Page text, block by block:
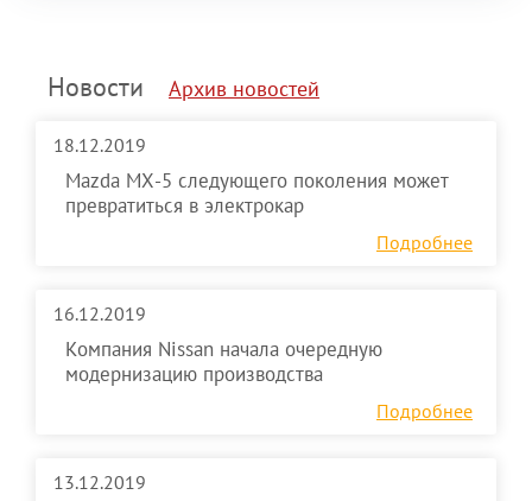
Новости Архив новостей
18.12.2019
Mazda MX-5 следующего поколения может
превратиться в электрокар
Подробнее
16.12.2019
Компания Nissan начала очередную
модернизацию производства
Подробнее
13.12.2019